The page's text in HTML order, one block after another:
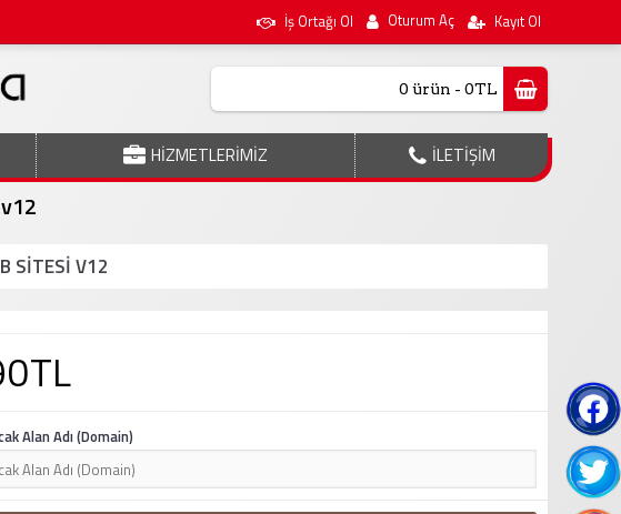
İş Ortağı Ol Oturum Aç Kayıt Ol
0 ürün - 0TL
HİZMETLERİMİZ İLETİŞİM
SITESI V12
Alan Adı (Domain)